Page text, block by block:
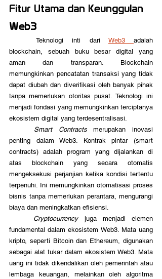
Fitur Utama dan Keunggulan
Web3
	Teknologi inti dari
Web3 adalah
blockchain, sebuah buku besar digital yang
aman dan transparan. Blockchain
memungkinkan pencatatan transaksi yang tidak
dapat diubah dan diverifikasi oleh banyak pihak
tanpa memerlukan otoritas pusat. Teknologi ini
menjadi fondasi yang memungkinkan terciptanya
ekosistem digital yang terdesentralisasi.
Smart Contracts merupakan inovasi
penting dalam Web3. Kontrak pintar (smart
contracts) adalah program yang dijalankan di
atas blockchain yang secara otomatis
mengeksekusi perjanjian ketika kondisi tertentu
terpenuhi. Ini memungkinkan otomatisasi proses
bisnis tanpa memerlukan perantara, mengurangi
biaya dan meningkatkan efisiensi.
Cryptocurrency juga menjadi elemen
fundamental dalam ekosistem Web3. Mata uang
kripto, seperti Bitcoin dan Ethereum, digunakan
sebagai alat tukar dalam ekosistem Web3. Mata
uang ini tidak dikendalikan oleh pemerintah atau
lembaga keuangan, melainkan oleh algoritma